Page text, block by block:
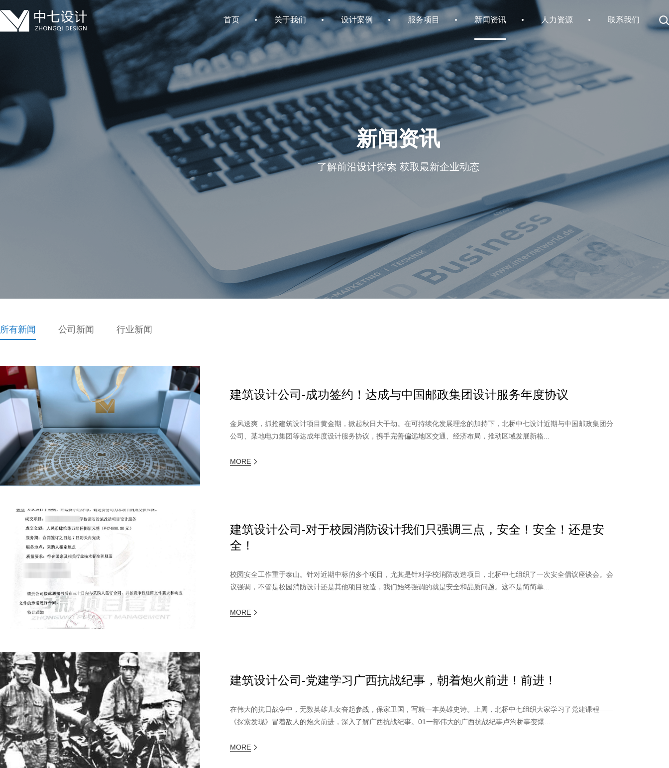
首页 关于我们 设计案例 服务项目 新闻资讯 人力资源 联系我们
新闻资讯
了解前沿设计探索 获取最新企业动态
所有新闻 公司新闻 行业新闻
建筑设计公司-成功签约！达成与中国邮政集团设计服务年度协议
金风送爽，抓抢建筑设计项目黄金期，掀起秋日大干劲。在可持续化发展理念的加持下，北桥中七设计近期与中国邮政集团分
公司、某地电力集团等达成年度设计服务协议，携手完善偏远地区交通、经济布局，推动区域发展新格...
MORE
建筑设计公司-对于校园消防设计我们只强调三点，安全！安全！还是安
全！
校园安全工作重于泰山。针对近期中标的多个项目，尤其是针对学校消防改造项目，北桥中七组织了一次安全倡议座谈会。会
议强调，不管是校园消防设计还是其他项目改造，我们始终强调的就是安全和品质问题。这不是简简单...
MORE
建筑设计公司-党建学习广西抗战纪事，朝着炮火前进！前进！
在伟大的抗日战争中，无数英雄儿女奋起参战，保家卫国，写就一本英雄史诗。上周，北桥中七组织大家学习了党建课程——
《探索发现》冒着敌人的炮火前进，深入了解广西抗战纪事。01一部伟大的广西抗战纪事卢沟桥事变爆...
MORE